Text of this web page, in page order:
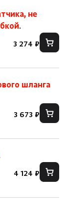
не
.
3 274 ₽
шланга
3 673 ₽
4 124 ₽